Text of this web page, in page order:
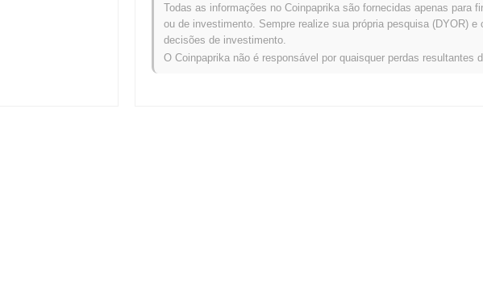
Nos últimos 7 dias, DomoCoin ganhou0.00%, ficando abaixo do
um atraso temporário na ação de preço de DOMO em relação ao
Todas as informações no Coinpaprika são fornecidas apenas para
ou de investimento. Sempre realize sua própria pesquisa (DYOR)
decisões de investimento.
O Coinpaprika não é responsável por quaisquer perdas resultantes